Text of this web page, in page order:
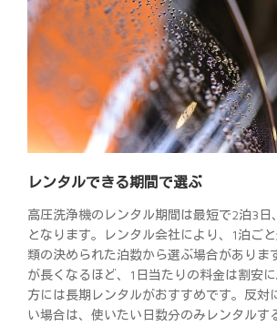
レンタルできる期間で選ぶ
高圧洗浄機のレンタル期間は最短で2泊3日
となります。レンタル会社により、1泊ご
類の決められた泊数から選ぶ場合がありま
が長くなるほど、1日当たりの料金は割安
方には長期レンタルがおすすめです。反対
い場合は、使いたい日数分のみレンタルす